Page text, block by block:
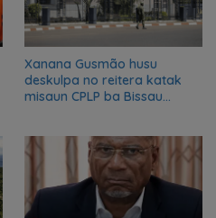
Xanana Gusmão husu
deskulpa no reitera katak
misaun CPLP ba Bissau